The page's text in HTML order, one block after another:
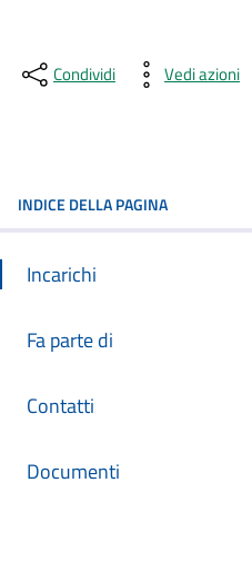
Condividi Vedi azioni
INDICE DELLA PAGINA
Incarichi
Fa parte di
Contatti
Documenti